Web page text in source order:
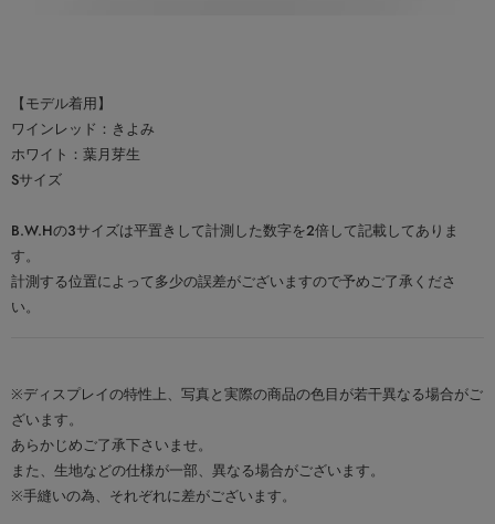
【モデル着用】
ワインレッド：きよみ
ホワイト：葉月芽生
Sサイズ
B.W.Hの３サイズは平置きして計測した数字を2倍して記載してありま
す。
計測する位置によって多少の誤差がございますので予めご了承くださ
い。
※ディスプレイの特性上、写真と実際の商品の色目が若干異なる場合がご
ざいます。
あらかじめご了承下さいませ。
また、生地などの仕様が一部、異なる場合がございます。
※手縫いの為、それぞれに差がございます。